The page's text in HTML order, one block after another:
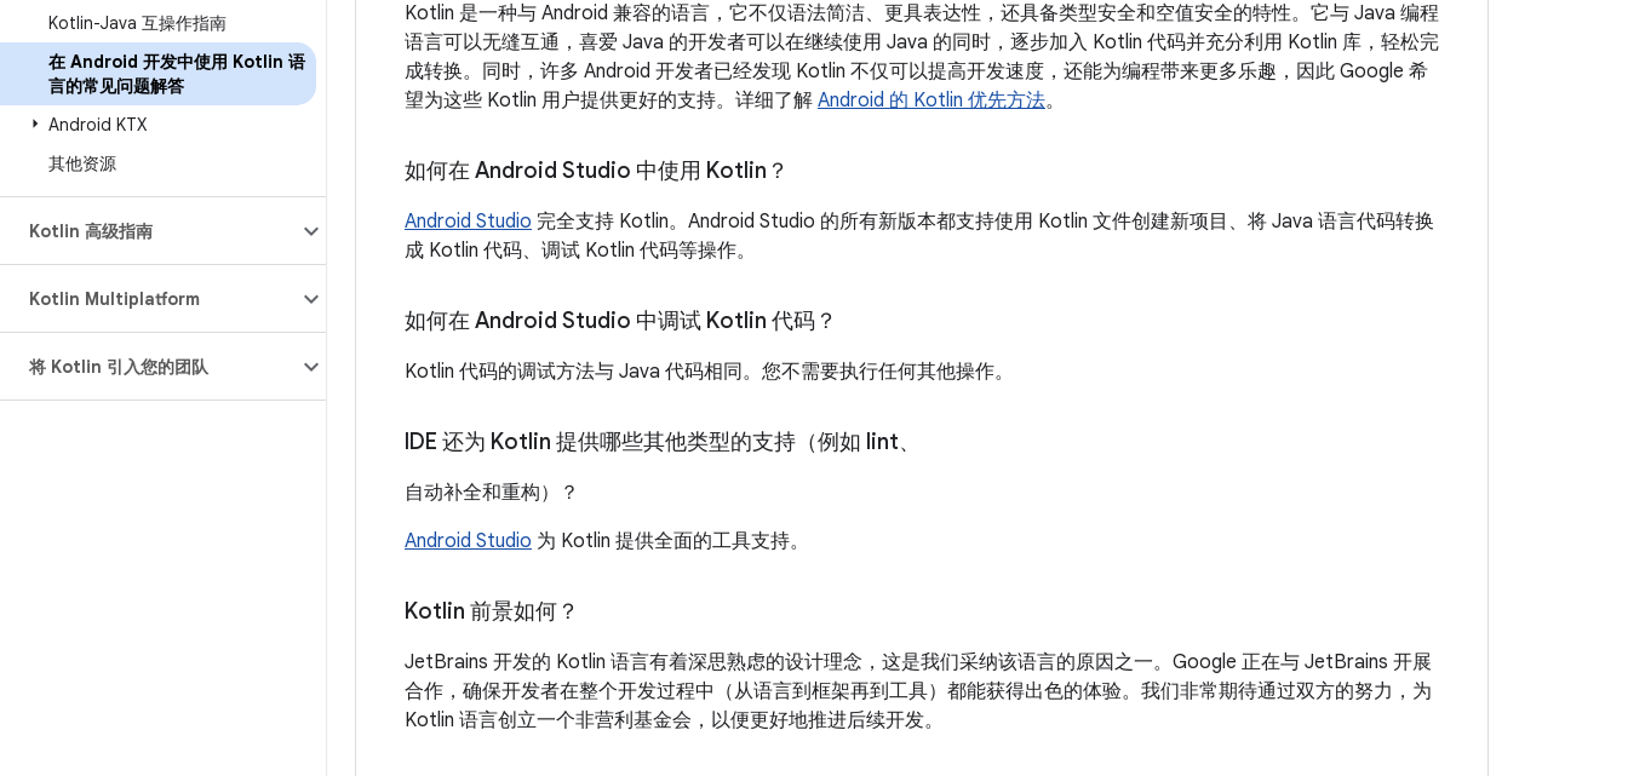
Kotlin-Java 互操作指南
在 Android 开发中使用 Kotlin 语
言的常见问题解答
Android KTX
其他资源
Kotlin 高级指南
Kotlin Multiplatform
将 Kotlin 引入您的团队
Kotlin 是一种与 Android 兼容的语言，它不仅语法简洁、更具表达性，还具备类型安全和空值安全的特性。它与 Java 编程
语言可以无缝互通，喜爱 Java 的开发者可以在继续使用 Java 的同时，逐步加入 Kotlin 代码并充分利用 Kotlin 库，轻松完
成转换。同时，许多 Android 开发者已经发现 Kotlin 不仅可以提高开发速度，还能为编程带来更多乐趣，因此 Google 希
望为这些 Kotlin 用户提供更好的支持。详细了解 Android 的 Kotlin 优先方法。
如何在 Android Studio 中使用 Kotlin？
Android Studio 完全支持 Kotlin。Android Studio 的所有新版本都支持使用 Kotlin 文件创建新项目、将 Java 语言代码转换
成 Kotlin 代码、调试 Kotlin 代码等操作。
如何在 Android Studio 中调试 Kotlin 代码？
Kotlin 代码的调试方法与 Java 代码相同。您不需要执行任何其他操作。
IDE 还为 Kotlin 提供哪些其他类型的支持（例如 lint、
自动补全和重构）？
Android Studio 为 Kotlin 提供全面的工具支持。
Kotlin 前景如何？
JetBrains 开发的 Kotlin 语言有着深思熟虑的设计理念，这是我们采纳该语言的原因之一。Google 正在与 JetBrains 开展
合作，确保开发者在整个开发过程中（从语言到框架再到工具）都能获得出色的体验。我们非常期待通过双方的努力，为
Kotlin 语言创立一个非营利基金会，以便更好地推进后续开发。